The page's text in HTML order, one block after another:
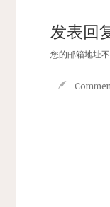
发表回
您的邮箱地址不